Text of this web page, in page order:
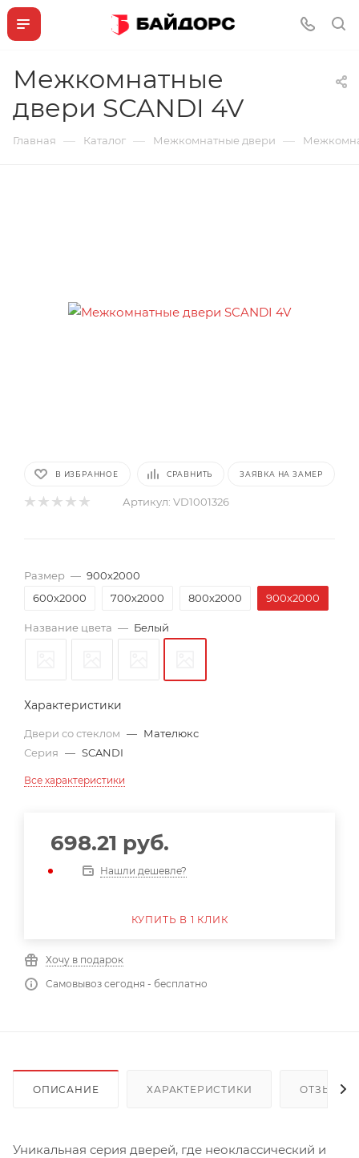
Межкомнатные
двери SCANDI 4V
Главная — Каталог — Межкомнатные двери —
В ИЗБРАННОЕ СРАВНИТЬ ЗАЯВКА НА ЗАМЕР
Артикул: VD1001326
Размер — 900х2000
600х2000
700х2000 800х2000 900х2000
Название цвета — Белый
Характеристики
Двери со стеклом — Мателюкс
Серия — SCANDI
Все характеристики
698.21 руб.
Нашли дешевле?
КУПИТЬ В 1 КЛИК
Хочу в подарок
Самовывоз сегодня - бесплатно
ОПИСАНИЕ ХАРАКТЕРИСТИКИ ОТЗЫВЫ
Уникальная серия дверей, где неоклассический и